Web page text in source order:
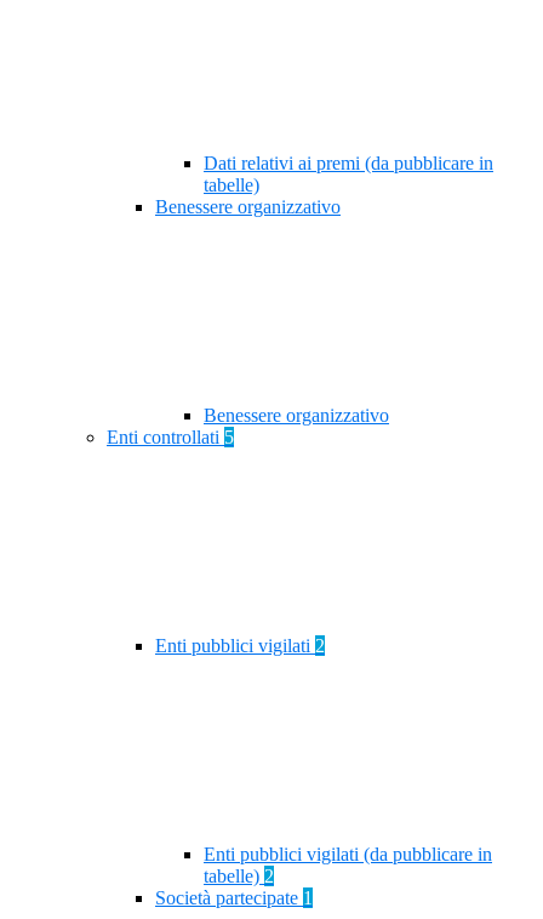
Dati relativi ai premi (da pubblicare in
tabelle)
Benessere organizzativo
Benessere organizzativo
Enti controllati 5
Enti pubblici vigilati 2
Enti pubblici vigilati (da pubblicare in
tabelle) 2
Società partecipate 1